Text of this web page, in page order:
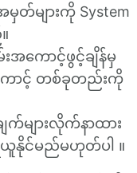
များကို System
အကောင့်ဖွင့်ချိန်မှ
ာင့် တစ်ခုတည်းကို
များလိုက်နာထား
ယူနိုင်မည်မဟုတ်ပါ ။